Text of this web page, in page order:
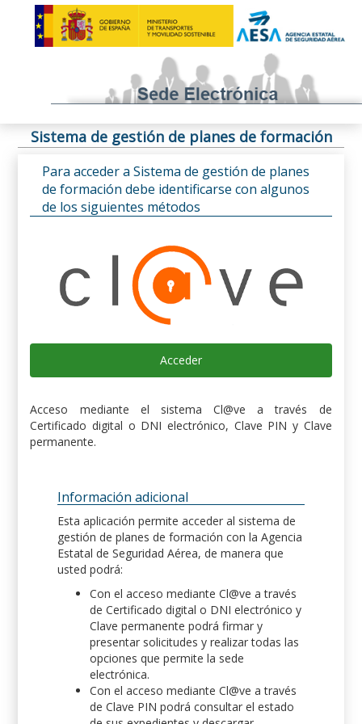
Sistema de gestión de planes de formación
Para acceder a Sistema de gestión de planes
de formación debe identificarse con algunos
de los siguientes métodos
Acceder
Acceso mediante el sistema Cl@ve a través de
Certificado digital o DNI electrónico, Clave PIN y Clave
permanente.
Información adicional
Esta aplicación permite acceder al sistema de
gestión de planes de formación con la Agencia
Estatal de Seguridad Aérea, de manera que
usted podrá:
Con el acceso mediante Cl@ve a través
de Certificado digital o DNI electrónico y
Clave permanente podrá firmar y
presentar solicitudes y realizar todas las
opciones que permite la sede
electrónica.
Con el acceso mediante Cl@ve a través
de Clave PIN podrá consultar el estado